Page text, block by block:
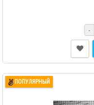
-
ПОПУЛЯРНЫЙ